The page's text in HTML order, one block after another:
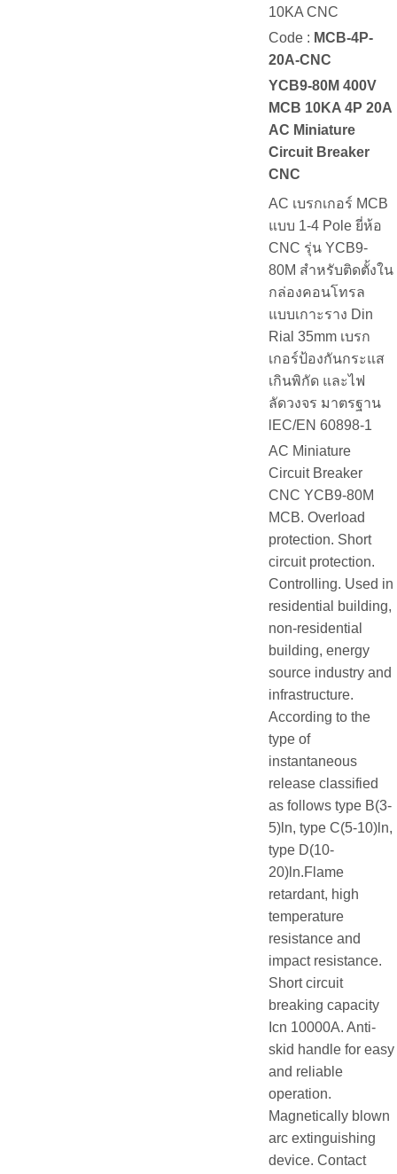
10KA CNC
Code : MCB-4P-
20A-CNC
YCB9-80M 400V
MCB 10KA 4P 20A
AC Miniature
Circuit Breaker
CNC
AC เบรกเกอร์ MCB
แบบ 1-4 Pole ยี่ห้อ
CNC รุ่น YCB9-
80M สำหรับติดตั้งใน
กล่องคอนโทรล
แบบเกาะราง Din
Rial 35mm เบรก
เกอร์ป้องกันกระแส
เกินพิกัด และไฟ
ลัดวงจร มาตรฐาน
lEC/EN 60898-1
AC Miniature
Circuit Breaker
CNC YCB9-80M
MCB. Overload
protection. Short
circuit protection.
Controlling. Used in
residential building,
non-residential
building, energy
source industry and
infrastructure.
According to the
type of
instantaneous
release classified
as follows type B(3-
5)ln, type C(5-10)ln,
type D(10-
20)ln.Flame
retardant, high
temperature
resistance and
impact resistance.
Short circuit
breaking capacity
Icn 10000A. Anti-
skid handle for easy
and reliable
operation.
Magnetically blown
arc extinguishing
device. Contact